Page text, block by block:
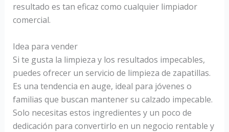
resultado es tan eficaz como cualquier limpiador
comercial.
Idea para vender
Si te gusta la limpieza y los resultados impecables,
puedes ofrecer un servicio de limpieza de zapatillas.
Es una tendencia en auge, ideal para jóvenes o
familias que buscan mantener su calzado impecable.
Solo necesitas estos ingredientes y un poco de
dedicación para convertirlo en un negocio rentable y